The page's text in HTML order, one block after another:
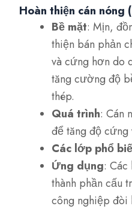
Hoàn thiện cán nóng
Bề mặt: Mịn,
thiện bán phản
và cứng hơn do
tăng cường độ
thép.
Quá trình: Cán
để tăng độ cứng
Các lớp phổ
Ứng dụng: Các
thành phần cấu
công nghiệp đòi